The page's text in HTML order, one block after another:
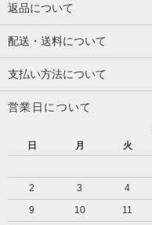
返品について
配送・送料について
支払い方法について
営業日について
日
月 火
2
3 4
9
10 11